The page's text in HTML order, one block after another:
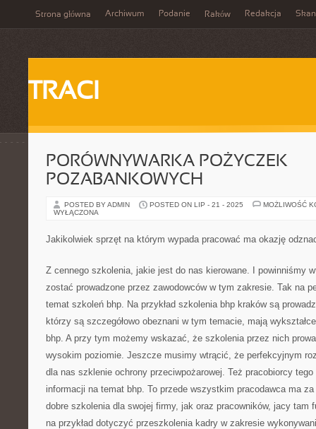
Strona główna Archiwum Podanie Raków Redakcja
TRACI
PORÓWNYWARKA POŻYCZEK
POZABANKOWYCH
POSTED BY ADMIN POSTED ON LIP - 21 - 2025
MOŻLIWOŚĆ
WYŁĄCZONA
Jakikolwiek sprzęt na którym wypada pracować ma okazję
Z cennego szkolenia, jakie jest do nas kierowane. I powinniśmy
zostać prowadzone przez zawodowców w tym zakresie. Tak na
temat szkoleń bhp. Na przykład szkolenia bhp kraków są
którzy są szczegółowo obeznani w tym temacie, mają
bhp. A przy tym możemy wskazać, że szkolenia przez nich
wysokim poziomie. Jeszcze musimy wtrącić, że perfekcyjnym
dla nas szklenie ochrony przeciwpożarowej. Też pracobiorcy tego
informacji na temat bhp. To przede wszystkim pracodawca ma
dobre szkolenia dla swojej firmy, jak oraz pracowników, jacy tam
na przykład dotyczyć przeszkolenia kadry w zakresie